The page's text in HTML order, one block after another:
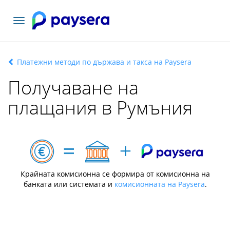
Включване
Платежни методи по държава и такса на Paysera
Получаване на
плащания в Румъния
Крайната комисионна се формира от комисионна на
банката или системата и комисионната на Paysera.